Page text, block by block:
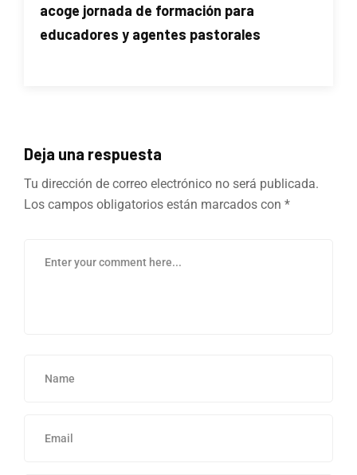
acoge jornada de formación para
educadores y agentes pastorales
Deja una respuesta
Tu dirección de correo electrónico no será publicada.
Los campos obligatorios están marcados con *